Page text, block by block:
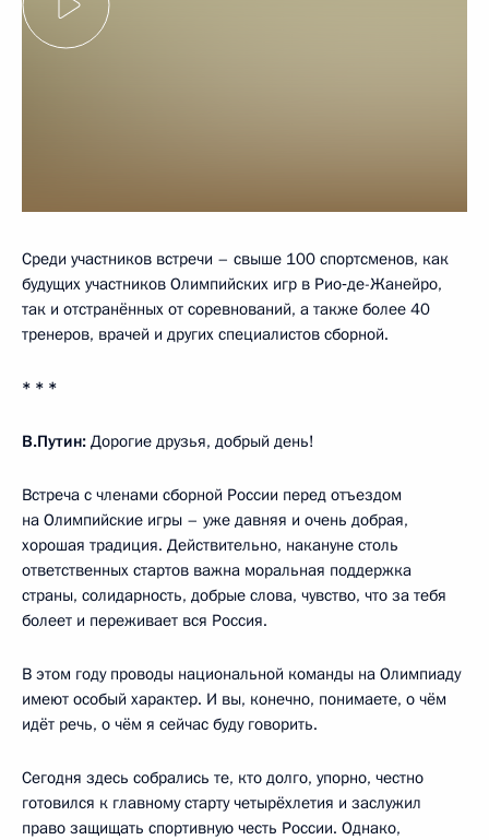
Среди участников встречи – свыше 100 спортсменов, как
будущих участников Олимпийских игр в Рио‑де-Жанейро,
так и отстранённых от соревнований, а также более 40
тренеров, врачей и других специалистов сборной.
* * *
В.Путин: Дорогие друзья, добрый день!
Встреча с членами сбор­ной России перед отъ­ез­дом
на Олим­пийские иг­ры – уже давняя и очень добрая,
хорошая традиция. Действительно, на­ка­­­нуне столь
ответствен­ных стар­тов важна мо­ральная под­держ­ка
страны, со­ли­дарность, добрые слова, чувство, что за тебя
болеет и пере­живает вся Россия.
В этом году проводы на­циональной команды на Олимпиаду
имеют особый характер. И вы, конечно, понимаете, о чём
идёт речь, о чём я сейчас буду говорить.
Сегодня здесь собрались те, кто долго, упорно, честно
готовился к главн­о­му старту четырёхлетия и заслу­­­жил
право защищать спортивную честь России. Одна­ко,